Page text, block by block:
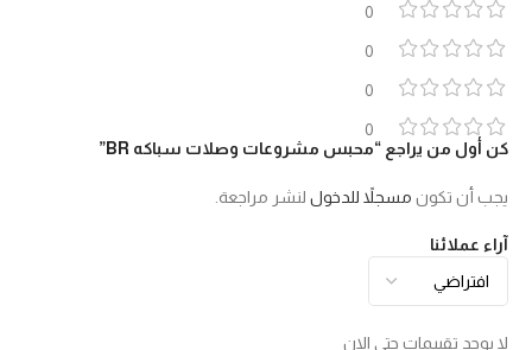
0
0
0
0
آراء عملائنا
لا يوجد تقييمات حتي الان
كن أول من يراجع “محبس مشروعات وصلات سباكه BR”
يجب أن تكون مسجلاً للدخول لنشر مراجعة.